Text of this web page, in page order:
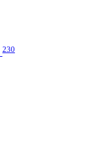
230